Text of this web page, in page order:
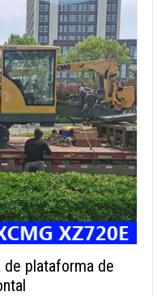
de plataforma de